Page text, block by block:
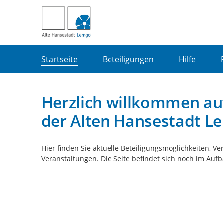
Startseite Beteiligungen Hilfe
Herzlich willkommen
der Alten Hansestadt
Hier finden Sie aktuelle Beteiligungsmöglichkeiten,
Veranstaltungen. Die Seite befindet sich noch im